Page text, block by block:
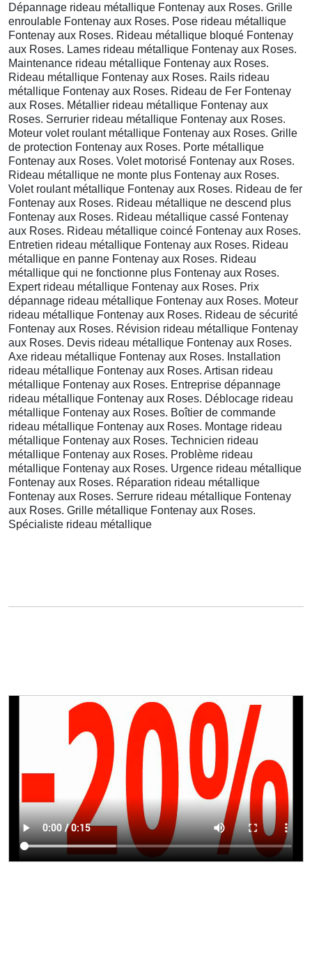
Dépannage rideau métallique Fontenay aux Roses. Grille
enroulable Fontenay aux Roses. Pose rideau métallique
Fontenay aux Roses. Rideau métallique bloqué Fontenay
aux Roses. Lames rideau métallique Fontenay aux Roses.
Maintenance rideau métallique Fontenay aux Roses.
Rideau métallique Fontenay aux Roses. Rails rideau
métallique Fontenay aux Roses. Rideau de Fer Fontenay
aux Roses. Métallier rideau métallique Fontenay aux
Roses. Serrurier rideau métallique Fontenay aux Roses.
Moteur volet roulant métallique Fontenay aux Roses. Grille
de protection Fontenay aux Roses. Porte métallique
Fontenay aux Roses. Volet motorisé Fontenay aux Roses.
Rideau métallique ne monte plus Fontenay aux Roses.
Volet roulant métallique Fontenay aux Roses. Rideau de fer
Fontenay aux Roses. Rideau métallique ne descend plus
Fontenay aux Roses. Rideau métallique cassé Fontenay
aux Roses. Rideau métallique coincé Fontenay aux Roses.
Entretien rideau métallique Fontenay aux Roses. Rideau
métallique en panne Fontenay aux Roses. Rideau
métallique qui ne fonctionne plus Fontenay aux Roses.
Expert rideau métallique Fontenay aux Roses. Prix
dépannage rideau métallique Fontenay aux Roses. Moteur
rideau métallique Fontenay aux Roses. Rideau de sécurité
Fontenay aux Roses. Révision rideau métallique Fontenay
aux Roses. Devis rideau métallique Fontenay aux Roses.
Axe rideau métallique Fontenay aux Roses. Installation
rideau métallique Fontenay aux Roses. Artisan rideau
métallique Fontenay aux Roses. Entreprise dépannage
rideau métallique Fontenay aux Roses. Déblocage rideau
métallique Fontenay aux Roses. Boîtier de commande
rideau métallique Fontenay aux Roses. Montage rideau
métallique Fontenay aux Roses. Technicien rideau
métallique Fontenay aux Roses. Problème rideau
métallique Fontenay aux Roses. Urgence rideau métallique
Fontenay aux Roses. Réparation rideau métallique
Fontenay aux Roses. Serrure rideau métallique Fontenay
aux Roses. Grille métallique Fontenay aux Roses.
Spécialiste rideau métallique